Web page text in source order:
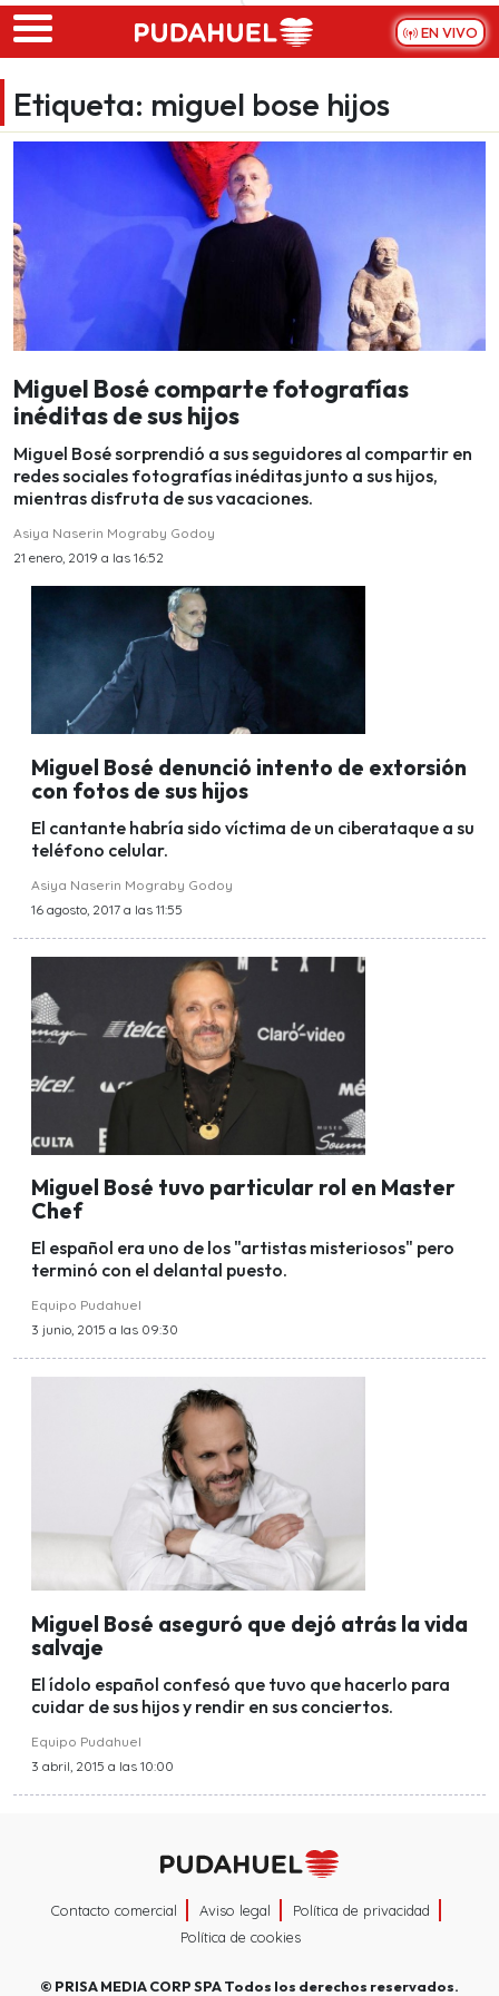
Skip to main content
EN VIVO
Etiqueta: miguel bose hijos
Miguel Bosé comparte fotografías
inéditas de sus hijos
Miguel Bosé sorprendió a sus seguidores al compartir en
redes sociales fotografías inéditas junto a sus hijos,
mientras disfruta de sus vacaciones.
Asiya Naserin Mograby Godoy
21 enero, 2019 a las 16:52
Miguel Bosé denunció intento de extorsión
con fotos de sus hijos
El cantante habría sido víctima de un ciberataque a su
teléfono celular.
Asiya Naserin Mograby Godoy
16 agosto, 2017 a las 11:55
Miguel Bosé tuvo particular rol en Master
Chef
El español era uno de los "artistas misteriosos" pero
terminó con el delantal puesto.
Equipo Pudahuel
3 junio, 2015 a las 09:30
Miguel Bosé aseguró que dejó atrás la vida
salvaje
El ídolo español confesó que tuvo que hacerlo para
cuidar de sus hijos y rendir en sus conciertos.
Equipo Pudahuel
3 abril, 2015 a las 10:00
Contacto comercial Aviso legal
Política de privacidad
Política de cookies
© PRISA MEDIA CORP SPATodos los derechos reservados.